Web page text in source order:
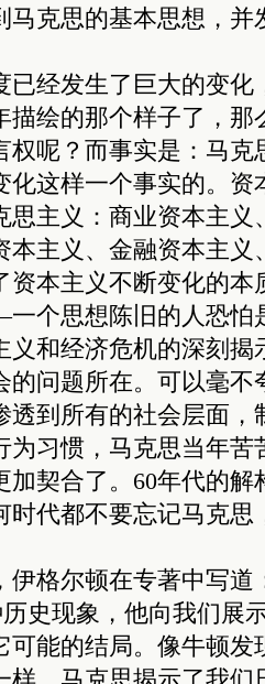
马克思的基本思想，并
经发生了巨大的变化
描绘的那个样子了，那
权呢？而事实是：马克
化这样一个事实的。资
思主义：商业资本主义
本主义、金融资本主义
资本主义不断变化的本
个思想陈旧的人恐怕
义和经济危机的深刻揭
的问题所在。可以毫不
透到所有的社会层面，
为习惯，马克思当年苦
加契合了。60年代的
时代都不要忘记马克思
格尔顿在专著中写道
历史现象，他向我们展
可能的结局。像牛顿发